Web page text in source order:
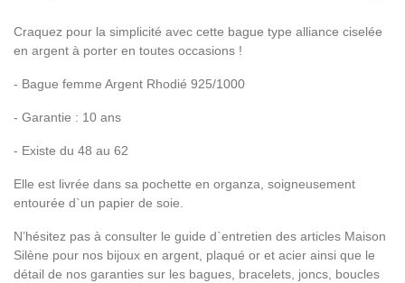
Craquez pour la simplicité avec cette bague type alliance ciselée
en argent à porter en toutes occasions !
- Bague femme Argent Rhodié 925/1000
- Garantie : 10 ans
- Existe du 48 au 62
Elle est livrée dans sa pochette en organza, soigneusement
entourée d`un papier de soie.
N’hésitez pas à consulter le guide d`entretien des articles Maison
Silène pour nos bijoux en argent, plaqué or et acier ainsi que le
détail de nos garanties sur les bagues, bracelets, joncs, boucles